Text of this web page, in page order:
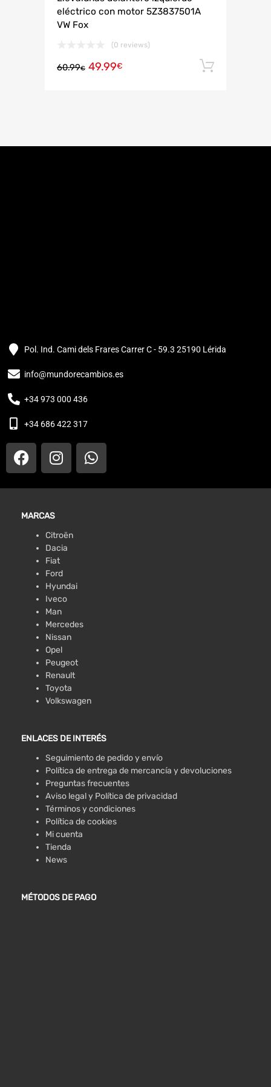
eléctrico con motor 5Z3837501A
VW Fox
(0 reviews)
60.99€ 49.99€
Pol. Ind. Cami dels Frares Carrer C - 59.3 25190 Lérida
info@mundorecambios.es
+34 973 000 436
+34 686 422 317
MARCAS
Citroën
Dacia
Fiat
Ford
Hyundai
Iveco
Man
Mercedes
Nissan
Opel
Peugeot
Renault
Toyota
Volkswagen
ENLACES DE INTERÉS
Seguimiento de pedido y envío
Política de entrega de mercancía y devoluciones
Preguntas frecuentes
Aviso legal y Política de privacidad
Términos y condiciones
Política de cookies
Mi cuenta
Tienda
News
MÉTODOS DE PAGO